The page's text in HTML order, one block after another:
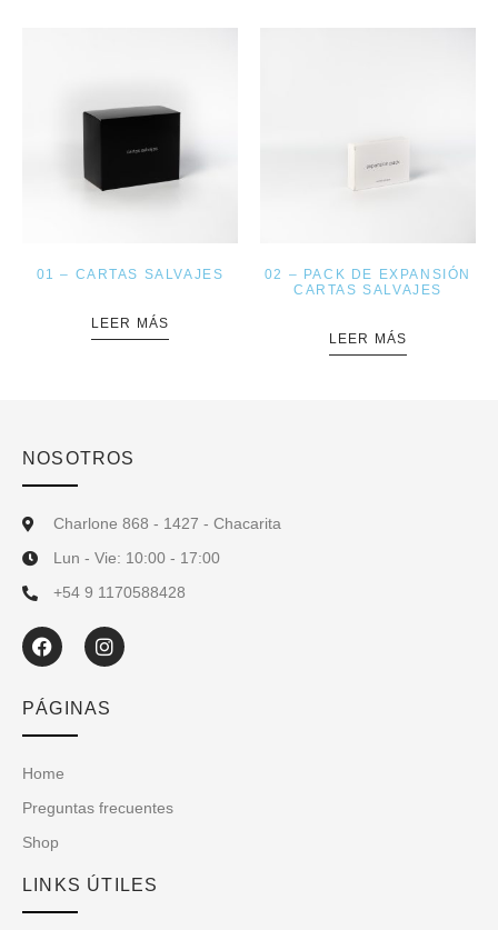
01 – CARTAS SALVAJES
LEER MÁS
02 – PACK DE EXPANSIÓN
CARTAS SALVAJES
LEER MÁS
NOSOTROS
Charlone 868 - 1427 - Chacarita
Lun - Vie: 10:00 - 17:00
+54 9 1170588428
PÁGINAS
Home
Preguntas frecuentes
Shop
LINKS ÚTILES